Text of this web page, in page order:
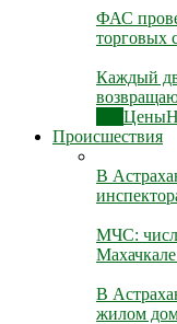
ФАС
торговых
Каждый
Цены
Происшествия
В
МЧС:
В
жилом